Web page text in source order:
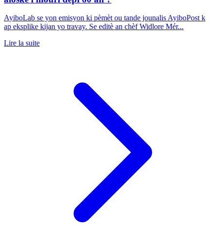
AyiboLab se yon emisyon ki pèmèt ou tande jounalis AyiboPost k
ap eksplike kijan yo travay. Se editè an chèf Widlore Mér...
Lire la suite